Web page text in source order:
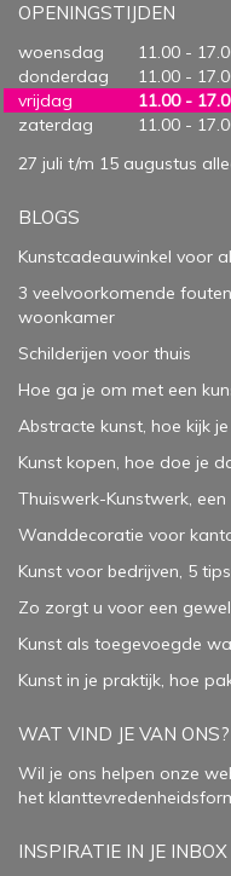
OPENINGSTIJDEN
woensdag
11.00 -
donderdag
11.00 -
vrijdag
11.00 -
zaterdag
11.00 -
27 juli t/m 15 augustus
BLOGS
Kunstcadeauwinkel voor
3 veelvoorkomende
woonkamer
Schilderijen voor thuis
Hoe ga je om met een
Abstracte kunst, hoe kijk
Kunst kopen, hoe doe je
Thuiswerk-Kunstwerk,
Wanddecoratie voor
Kunst voor bedrijven, 5 tips
Zo zorgt u voor een
Kunst als toegevoegde
Kunst in je praktijk, hoe
WAT VIND JE VAN ONS?
Wil je ons helpen onze
het
INSPIRATIE IN JE INBOX